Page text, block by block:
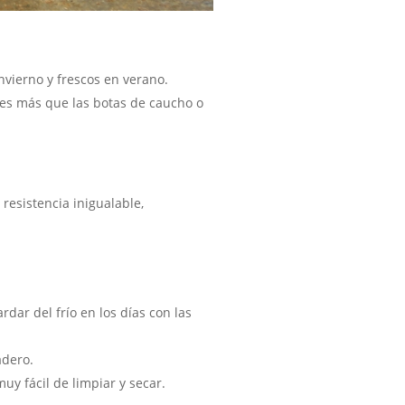
y frescos en verano.
más que las botas de caucho o
inigualable,
del frío en los días con las
fácil de limpiar y secar.